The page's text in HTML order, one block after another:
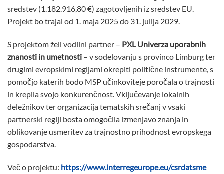
sredstev (1.182.916,80 €) zagotovljenih iz sredstev EU.
Projekt bo trajal od 1. maja 2025 do 31. julija 2029.
S projektom želi vodilni partner – PXL Univerza uporabnih
znanosti in umetnosti – v sodelovanju s provinco Limburg ter
drugimi evropskimi regijami okrepiti politične instrumente, s
pomočjo katerih bodo MSP učinkoviteje poročala o trajnosti
in krepila svojo konkurenčnost. Vključevanje lokalnih
deležnikov ter organizacija tematskih srečanj v vsaki
partnerski regiji bosta omogočila izmenjavo znanja in
oblikovanje usmeritev za trajnostno prihodnost evropskega
gospodarstva.
Več o projektu: https://www.interregeurope.eu/csrdatsme